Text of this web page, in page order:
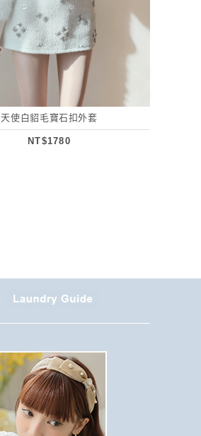
天使白貂毛寶石扣外套
NT$1780